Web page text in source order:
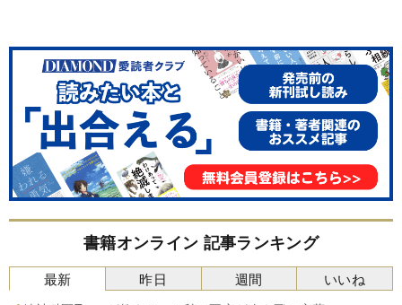
書籍オンライン 記事ランキング
最新 昨日 週間 いいね